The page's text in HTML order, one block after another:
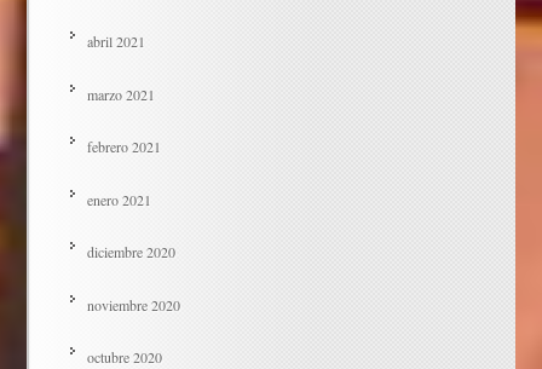
abril 2021
marzo 2021
febrero 2021
enero 2021
diciembre 2020
noviembre 2020
octubre 2020